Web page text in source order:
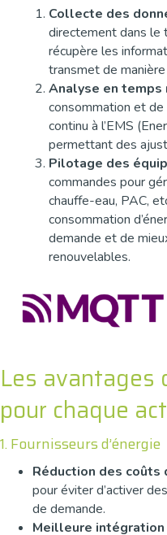
Collecte des
directement dans le
récupère les
transmet de
Analyse en temps
consommation et
continu à l’EMS
permettant des
Pilotage des
commandes pour
chauffe-eau, PAC,
consommation
demande et de
renouvelables.
Les avantages
pour chaque
1. Fournisseurs d’énergie
Réduction des coûts
pour éviter d’activer
de demande.
Meilleure intégration